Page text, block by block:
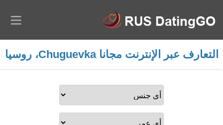
التعارف عبر الإنترنت مجانا Chuguevka، روسيا